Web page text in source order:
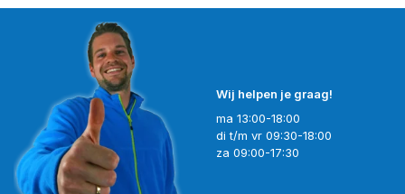
Wij helpen je graag!
ma 13:00-18:00
di t/m vr 09:30-18:00
za 09:00-17:30